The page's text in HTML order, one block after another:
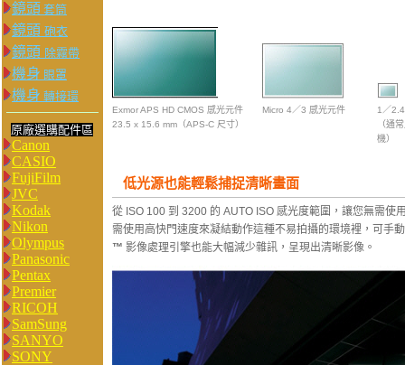
鏡頭 套筒
鏡頭 砲衣
鏡頭 除霧帶
機身 眼罩
機身 轉接環
原廠選購配件區
Canon
CASIO
FujiFilm
JVC
Kodak
Nikon
Olympus
Panasonic
Pentax
Premier
RICOH
SamSung
SANYO
SONY
Exmor APS HD CMOS 感光元件
23.5 x 15.6 mm（APS-C 尺寸）
Micro 4／3 感光元件
1／
（通
機）
低光源也能輕鬆捕捉清晰畫面
從 ISO 100 到 3200 的 AUTO ISO 感光度範圍，讓您無需
需使用高快門速度來凝結動作這種不易拍攝的環境裡，可手
™ 影像處理引擎也能大幅減少雜訊，呈現出清晰影像。